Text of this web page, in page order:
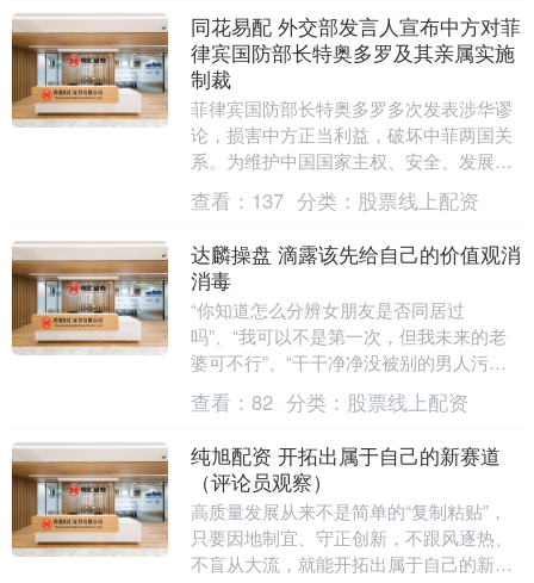
同花易配 外交部发言人宣布中方对菲
律宾国防部长特奥多罗及其亲属实施
制裁
菲律宾国防部长特奥多罗多次发表涉华谬
论，损害中方正当利益，破坏中菲两国关
系。为维护中国国家主权、安全、发展利
益，中方决定，禁止特奥多罗及其配偶、
子女入境中国内地....
查看： 137 分类： 股票线上配资
达麟操盘 滴露该先给自己的价值观消
消毒
“你知道怎么分辨女朋友是否同居过
吗”、“我可以不是第一次，但我未来的老
婆可不行”、“干干净净没被别的男人污染
过”。 很难想象，这些充满歧视与物化意
味的广告台词，....
查看： 82 分类： 股票线上配资
纯旭配资 开拓出属于自己的新赛道
（评论员观察）
高质量发展从来不是简单的“复制粘贴”，
只要因地制宜、守正创新，不跟风逐热、
不盲从大流，就能开拓出属于自己的新赛